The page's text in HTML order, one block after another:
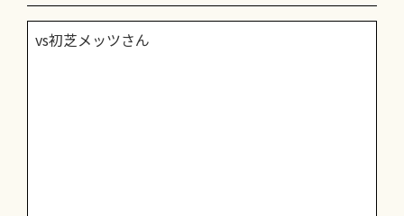
vs初芝メッツさん